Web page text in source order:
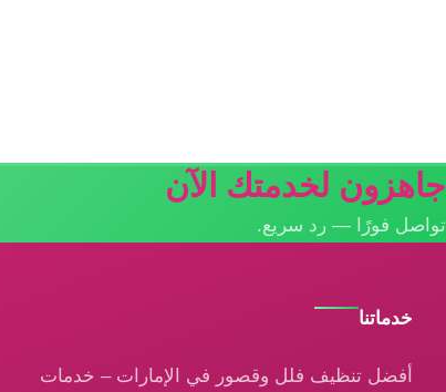
جاهزون لخدمتك الآن
تواصل فورًا — رد سريع.
خدماتنا
أفضل تنظيف فلل وقصور في الإمارات – خدمات